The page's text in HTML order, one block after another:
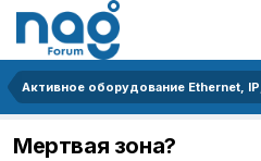
Мертвая зона?